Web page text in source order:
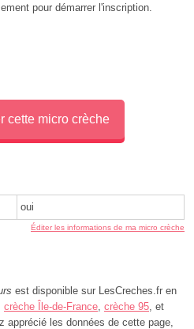
pour démarrer l'inscription.
cette micro crèche
oui
Éditer les informations de ma micro crèche
est disponible sur LesCreches.fr en
crèche Île-de-France crèche 95 , et
apprécié les données de cette page,